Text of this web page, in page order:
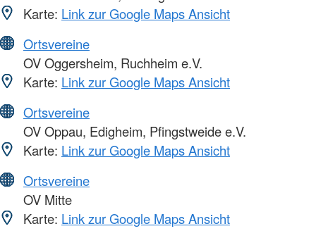
Karte: Link zur Google Maps Ansicht
Ortsvereine
OV Oggersheim, Ruchheim e.V.
Karte: Link zur Google Maps Ansicht
Ortsvereine
OV Oppau, Edigheim, Pfingstweide e.V.
Karte: Link zur Google Maps Ansicht
Ortsvereine
OV Mitte
Karte: Link zur Google Maps Ansicht